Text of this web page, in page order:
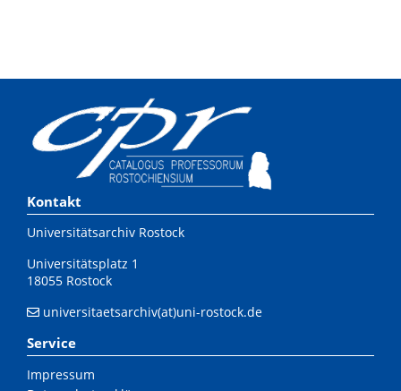
Kontakt
Universitätsarchiv Rostock
Universitätsplatz 1
18055 Rostock
universitaetsarchiv(at)uni-rostock.de
Service
Impressum